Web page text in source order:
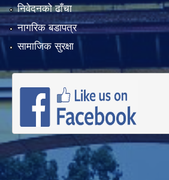
निवेदनको ढाँचा
नागरिक बडापत्र
सामाजिक सुरक्षा